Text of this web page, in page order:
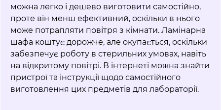
можна легко і дешево виготовити самостійно,
проте він менш ефективний, оскільки в нього
може потрапляти повітря з кімнати. Ламінарна
шафа коштує дорожче, але окупається, оскільки
забезпечує роботу в стерильних умовах, навіть
на відкритому повітрі. В інтернеті можна знайти
пристрої та інструкції щодо самостійного
виготовлення цих предметів для лабораторії.